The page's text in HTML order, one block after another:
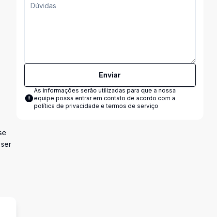
Enviar
As informações serão utilizadas para que a nossa
equipe possa entrar em contato de acordo com a
política de privacidade e termos de serviço